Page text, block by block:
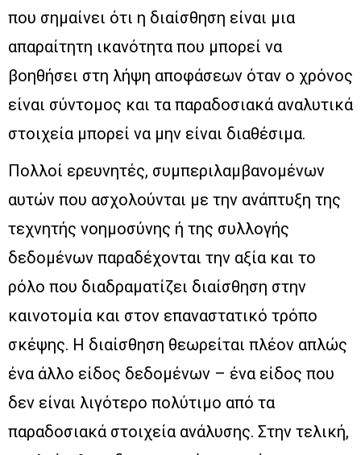
που σημαίνει ότι η διαίσθηση είναι μια
απαραίτητη ικανότητα που μπορεί να
βοηθήσει στη λήψη αποφάσεων όταν ο χρόνος
είναι σύντομος και τα παραδοσιακά αναλυτικά
στοιχεία μπορεί να μην είναι διαθέσιμα.
Πολλοί ερευνητές, συμπεριλαμβανομένων
αυτών που ασχολούνται με την ανάπτυξη της
τεχνητής νοημοσύνης ή της συλλογής
δεδομένων παραδέχονται την αξία και το
ρόλο που διαδραματίζει διαίσθηση στην
καινοτομία και στον επαναστατικό τρόπο
σκέψης. Η διαίσθηση θεωρείται πλέον απλώς
ένα άλλο είδος δεδομένων – ένα είδος που
δεν είναι λιγότερο πολύτιμο από τα
παραδοσιακά στοιχεία ανάλυσης. Στην τελική,